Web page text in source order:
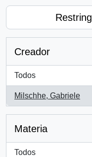
Creador
Todos
Milschhe, Gabriele
, 1 resultados
Materia
Todos